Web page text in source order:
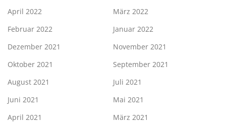
April 2022
März 2022
Februar 2022
Januar 2022
Dezember 2021
November 2021
Oktober 2021
September 2021
August 2021
Juli 2021
Juni 2021
Mai 2021
April 2021
März 2021